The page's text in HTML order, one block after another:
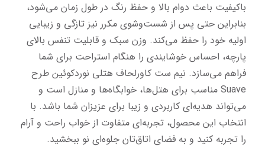
را تجربه کنید و به فضای اتاق‌تان جلوه‌ای نو ببخشید.